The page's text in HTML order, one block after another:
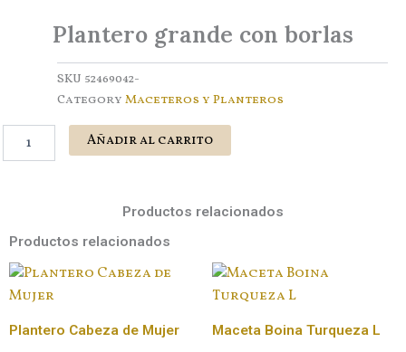
Plantero grande con borlas
SKU 52469042-
Category Maceteros y Planteros
grande
Añadir al carrito
Productos relacionados
Productos relacionados
Plantero Cabeza de Mujer Maceta Boina Turqueza L